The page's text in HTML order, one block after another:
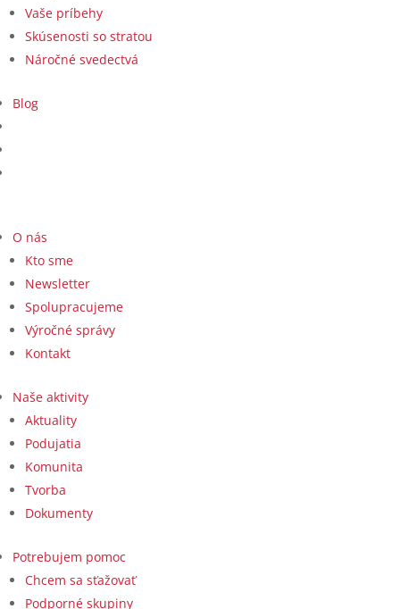
Vaše príbehy
Skúsenosti so stratou
Náročné svedectvá
Blog
O nás
Kto sme
Newsletter
Spolupracujeme
Výročné správy
Kontakt
Naše aktivity
Aktuality
Podujatia
Komunita
Tvorba
Dokumenty
Potrebujem pomoc
Chcem sa sťažovať
Podporné skupiny